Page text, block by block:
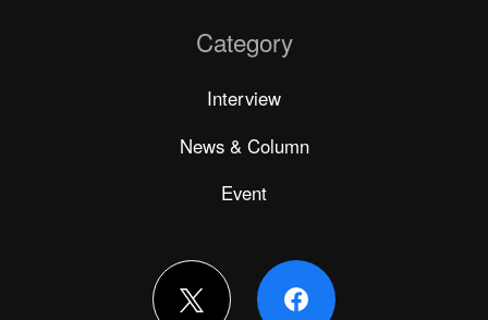
Category
Interview
News & Column
Event